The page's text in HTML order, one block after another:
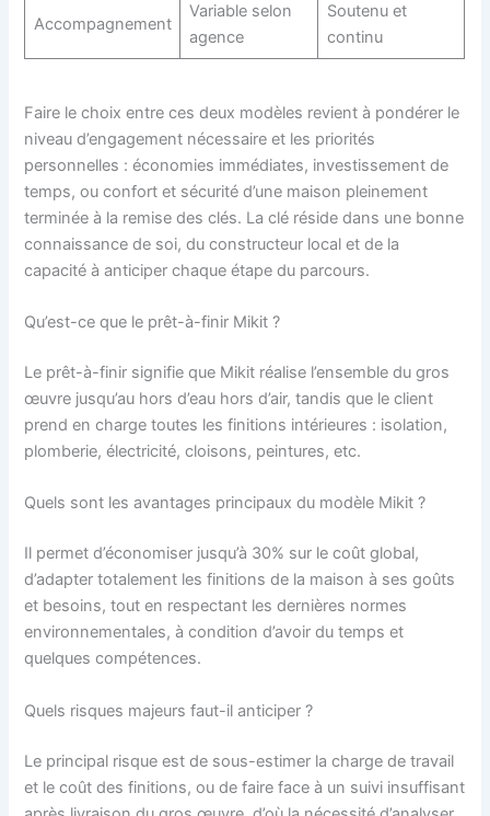
Accompagnement
Variable selon
agence
Soutenu et
continu
Faire le choix entre ces deux modèles revient à pondérer le
niveau d’engagement nécessaire et les priorités
personnelles : économies immédiates, investissement de
temps, ou confort et sécurité d’une maison pleinement
terminée à la remise des clés. La clé réside dans une bonne
connaissance de soi, du constructeur local et de la
capacité à anticiper chaque étape du parcours.
Qu’est-ce que le prêt-à-finir Mikit ?
Le prêt-à-finir signifie que Mikit réalise l’ensemble du gros
œuvre jusqu’au hors d’eau hors d’air, tandis que le client
prend en charge toutes les finitions intérieures : isolation,
plomberie, électricité, cloisons, peintures, etc.
Quels sont les avantages principaux du modèle Mikit ?
Il permet d’économiser jusqu’à 30% sur le coût global,
d’adapter totalement les finitions de la maison à ses goûts
et besoins, tout en respectant les dernières normes
environnementales, à condition d’avoir du temps et
quelques compétences.
Quels risques majeurs faut-il anticiper ?
Le principal risque est de sous-estimer la charge de travail
et le coût des finitions, ou de faire face à un suivi insuffisant